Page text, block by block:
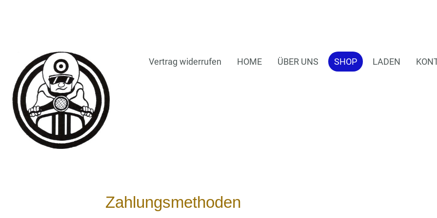
Vertrag widerrufen HOME ÜBER UNS SHOP LADEN
Zahlungsmethoden